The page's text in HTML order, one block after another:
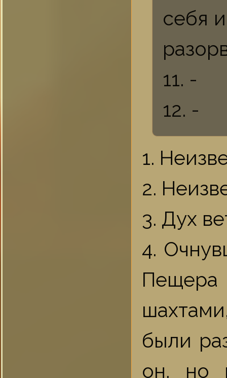
себя
11. -
12. -
1.
2.
3. Дух
4.
Пещера
были
он, но